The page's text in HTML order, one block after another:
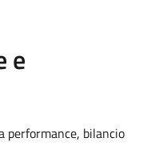
e
performance, bilancio